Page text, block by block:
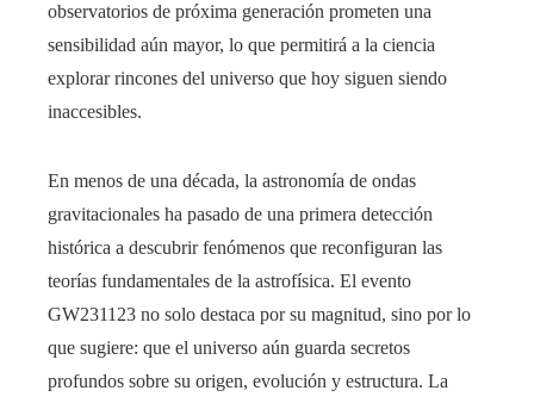
observatorios de próxima generación prometen una
sensibilidad aún mayor, lo que permitirá a la ciencia
explorar rincones del universo que hoy siguen siendo
inaccesibles.
En menos de una década, la astronomía de ondas
gravitacionales ha pasado de una primera detección
histórica a descubrir fenómenos que reconfiguran las
teorías fundamentales de la astrofísica. El evento
GW231123 no solo destaca por su magnitud, sino por lo
que sugiere: que el universo aún guarda secretos
profundos sobre su origen, evolución y estructura. La